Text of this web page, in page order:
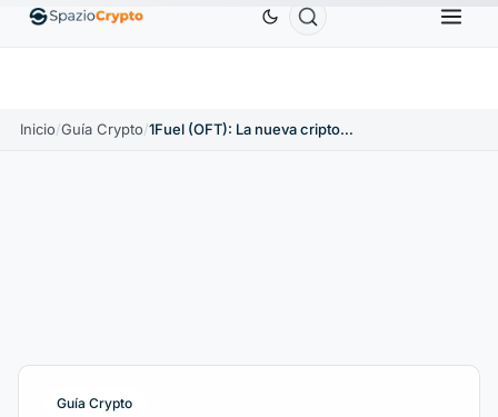
EthereumETH1880,58 US$ TetherUSDT ↑0.00%
Inicio/Guía Crypto/ 1Fuel (OFT): La nueva criptomoneda para carteras todo en uno
Guía Crypto